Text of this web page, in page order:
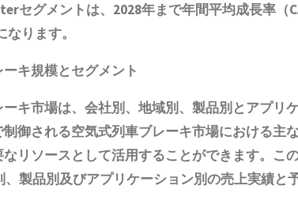
セグメントは、2028年まで年間平均成長率（
ります。
キ規模とセグメント
キ市場は、会社別、地域別、製品別とアプリ
御される空気式列車ブレーキ市場における主
リソースとして活用することができます。こ
製品別及びアプリケーション別の売上実績と